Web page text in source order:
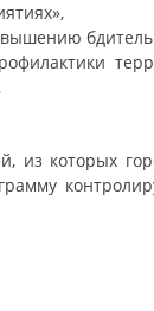
из которых